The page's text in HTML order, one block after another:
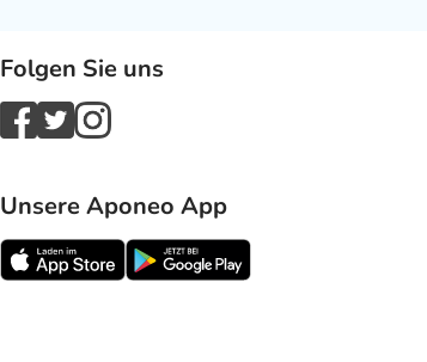
Folgen Sie uns
Unsere Aponeo App